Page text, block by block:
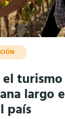
largo
país